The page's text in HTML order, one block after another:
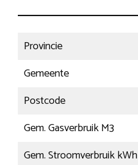
Provincie
Gemeente
Postcode
Gem. Gasverbruik M3
Gem. Stroomverbruik kWh